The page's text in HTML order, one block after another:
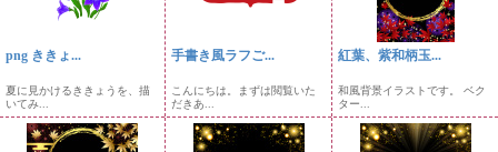
png ききょ...
夏に見かけるききょうを、描
いてみ...
手書き風ラフご...
こんにちは。まずは閲覧いた
だきあ...
紅葉、紫和柄玉...
和風背景イラストです。 ベク
ター...